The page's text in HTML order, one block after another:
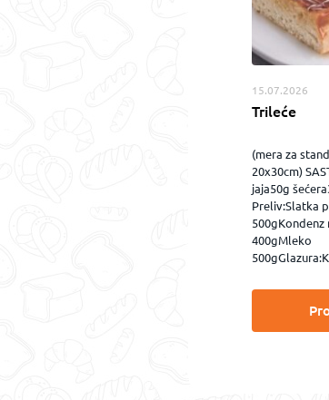
15.07.2026
Trileće
(mera za
20x30cm)
jaja50g
Preliv:Slatka
500gKondenz
400gMleko